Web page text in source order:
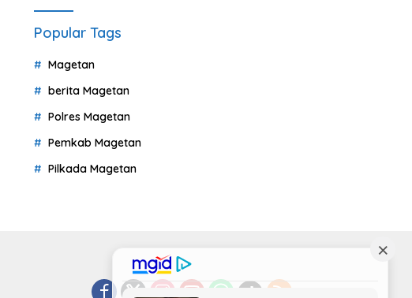
Popular Tags
Magetan
berita Magetan
Polres Magetan
Pemkab Magetan
Pilkada Magetan